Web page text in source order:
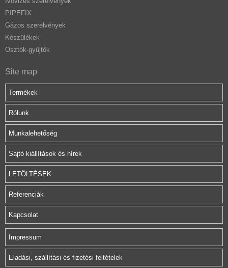
PIPEFIX
Gázos szerelvények
Készülékek
Osztók-gyűjtők
Site map
Termékek
Rólunk
Munkalehetőség
Sajtó kiállítások és hírek
LETÖLTÉSEK
Referenciák
Kapcsolat
Impressum
Eladási, szállítási és fizetési feltételek